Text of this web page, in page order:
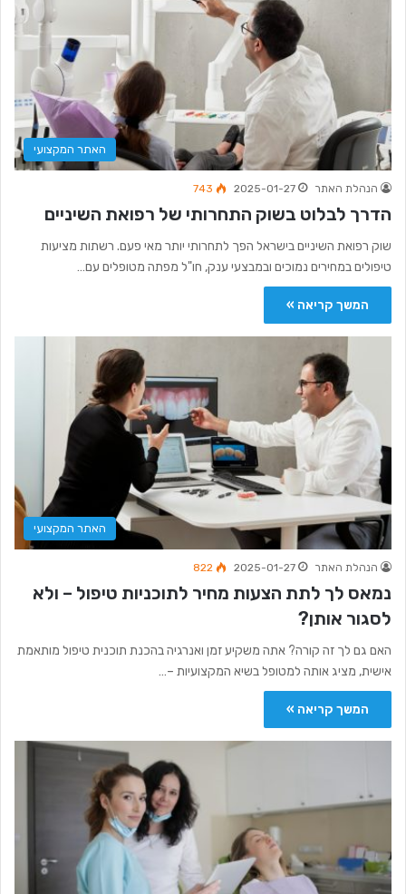
האתר המקצועי
הנהלת האתר 2025-01-27
743
הדרך לבלוט בשוק התחרותי של רפואת השיניים
שוק רפואת השיניים בישראל הפך לתחרותי יותר מאי פעם. רשתות מציעות
טיפולים במחירים נמוכים ובמבצעי ענק, חו"ל מפתה מטופלים עם…
המשך קריאה »
האתר המקצועי
הנהלת האתר 2025-01-27
822
נמאס לך לתת הצעות מחיר לתוכניות טיפול – ולא
לסגור אותן?
האם גם לך זה קורה? אתה משקיע זמן ואנרגיה בהכנת תוכנית טיפול מותאמת
אישית, מציג אותה למטופל בשיא המקצועיות –…
המשך קריאה »